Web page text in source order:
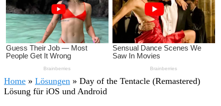
Home » Lösungen » Day of the Tentacle (Remastered)
Lösung für iOS und Android